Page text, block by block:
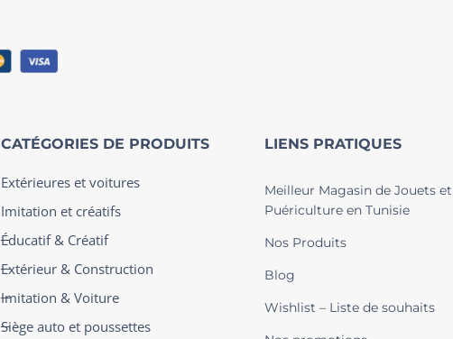
CATÉGORIES DE PRODUITS
Extérieures et voitures
Imitation et créatifs
Éducatif & Créatif
Extérieur & Construction
Imitation & Voiture
Siège auto et poussettes
LIENS PRATIQUES
Meilleur Magasin de Jouets et
Puériculture en Tunisie
Nos Produits
Blog
Wishlist – Liste de souhaits